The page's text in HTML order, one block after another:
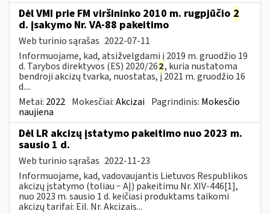
Dėl VMI prie FM viršininko 2010 m. rugpjūčio 2
d. įsakymo Nr. VA-88 pakeitimo
Web turinio sąrašas 2022-07-11
Informuojame, kad, atsižvelgdami į 2019 m. gruodžio 19
d. Tarybos direktyvos (ES) 2020/262, kuria nustatoma
bendroji akcizų tvarka, nuostatas, į 2021 m. gruodžio 16
d....
Metai: 2022 Mokesčiai:Akcizai Pagrindinis: Mokesčio
naujiena
Dėl LR akcizų įstatymo pakeitimo nuo 2023 m.
sausio 1 d.
Web turinio sąrašas 2022-11-23
Informuojame, kad, vadovaujantis Lietuvos Respublikos
akcizų įstatymo (toliau − AĮ) pakeitimu Nr. XIV-446[1],
nuo 2023 m. sausio 1 d. keičiasi produktams taikomi
akcizų tarifai: Eil. Nr. Akcizais...